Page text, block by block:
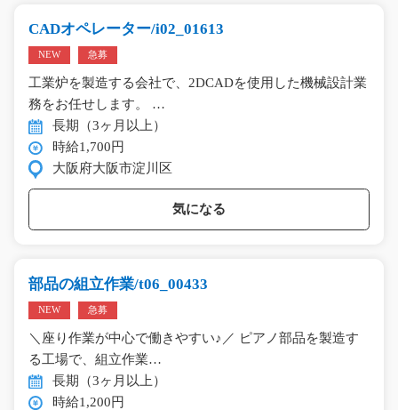
CADオペレーター/i02_01613
NEW 急募
工業炉を製造する会社で、2DCADを使用した機械設計業
務をお任せします。 …
長期（3ヶ月以上）
時給1,700円
大阪府大阪市淀川区
気になる
部品の組立作業/t06_00433
NEW 急募
＼座り作業が中心で働きやすい♪／ ピアノ部品を製造す
る工場で、組立作業…
長期（3ヶ月以上）
時給1,200円